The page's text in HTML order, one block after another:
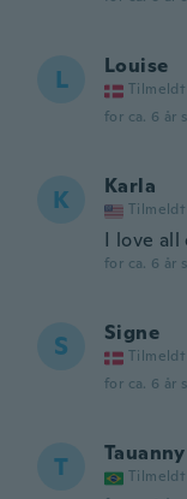
L Louise
Tilmeldt
for ca. 6 år
K Karla
Tilmeldt
I love all
for ca. 6 år
S Signe
Tilmeldt
for ca. 6 år
T Tauanny
Tilmeldt